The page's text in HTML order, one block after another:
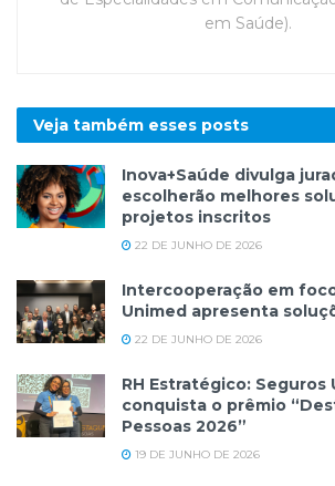
em Saúde).
Veja também esses posts
Inova+Saúde divulga
escolherão melhores
projetos inscritos
22 DE JUNHO DE 2026
Intercooperação em
Unimed apresenta
22 DE JUNHO DE 2026
RH Estratégico: Seguros
conquista o prêmio
Pessoas 2026”
19 DE JUNHO DE 2026